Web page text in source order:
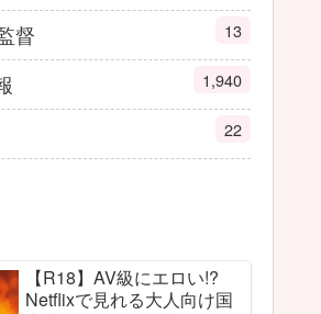
督 13
1,940
22
【R18】AV級にエロい!?
Netflixで見れる大人向け国